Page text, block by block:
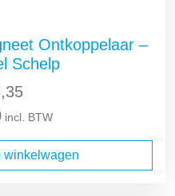
Ontkoppelaar –
Schelp
incl. BTW
winkelwagen